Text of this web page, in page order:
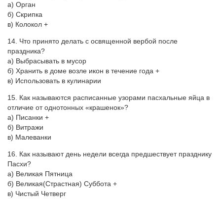
а) Орган
б) Скрипка
в) Колокол +
14. Что принято делать с освященной вербой после
праздника?
а) Выбрасывать в мусор
б) Хранить в доме возле икон в течение года +
в) Использовать в кулинарии
15. Как называются расписанные узорами пасхальные яйца в
отличие от однотонных «крашенок»?
а) Писанки +
б) Витражи
в) Малеванки
16. Как называют день недели всегда предшествует празднику
Пасхи?
а) Великая Пятница
б) Великая(Страстная) Суббота +
в) Чистый Четверг